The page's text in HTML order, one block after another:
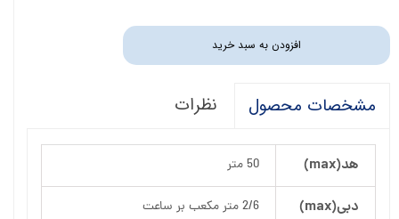
افزودن به سبد خرید
مشخصات محصول نظرات
هد(max) 50 متر
دبی(max) 2/6 متر مکعب بر ساعت